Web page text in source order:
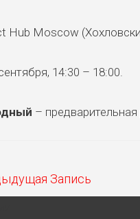
Hub Moscow
14:30 – 18:00.
–
Запись